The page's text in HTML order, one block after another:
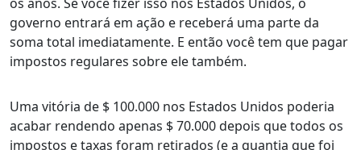
governo entrará em ação e receberá uma parte da
soma total imediatamente. E então você tem que pagar
impostos regulares sobre ele também.
Uma vitória de $ 100.000 nos Estados Unidos poderia
acabar rendendo apenas $ 70.000 depois que todos os
impostos e taxas foram retirados (e a quantia que foi